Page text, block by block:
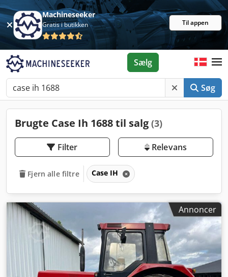
Machineseeker
Gratis i butikken Til appen
Søg
Sælg
Brugte Case Ih 1688 til salg (3)
Filter Relevans
Fjern alle filtre Case IH
Annoncer